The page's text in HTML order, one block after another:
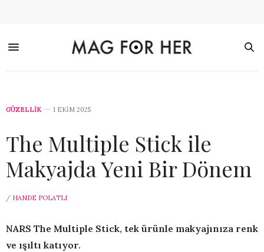
GÜZELLİK 1 EKIM 2025
The Multiple Stick ile
Makyajda Yeni Bir Dönem
/ HANDE POLATLI
NARS The Multiple Stick, tek ürünle makyajınıza renk
ve ışıltı katıyor.